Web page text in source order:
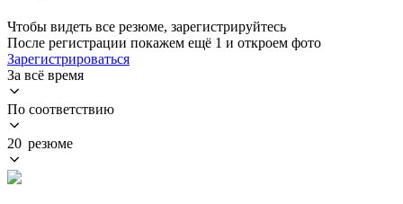
Чтобы видеть все резюме, зарегистрируйтесь
После регистрации покажем ещё 1 и откроем фото
Зарегистрироваться
За всё время
По соответствию
20 резюме